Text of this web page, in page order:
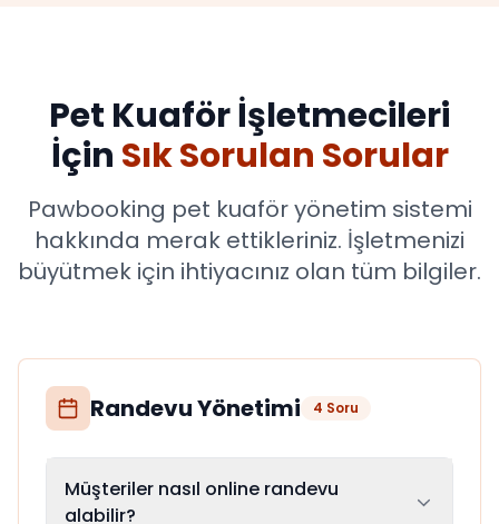
Pet Kuaför İşletmecileri
İçin Sık Sorulan Sorular
Pawbooking pet kuaför yönetim sistemi
hakkında merak ettikleriniz. İşletmenizi
büyütmek için ihtiyacınız olan tüm bilgiler.
Randevu Yönetimi 4 Soru
Müşteriler nasıl online randevu
alabilir?